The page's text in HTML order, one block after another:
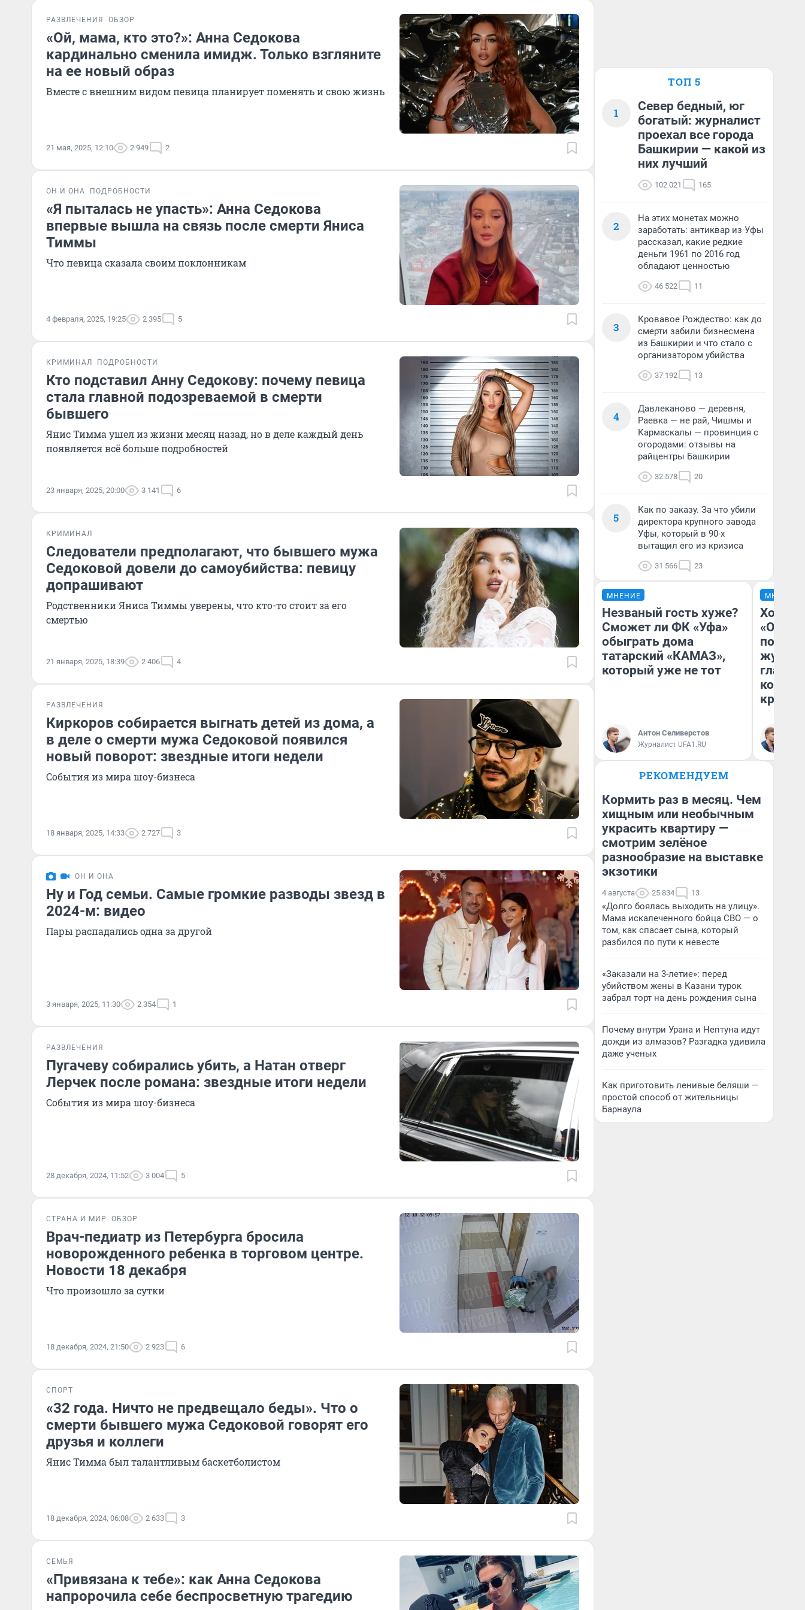
РАЗВЛЕЧЕНИЯ ОБЗОР
«Ой, мама, кто это?»: Анна Седокова
кардинально сменила имидж. Только взгляните
на ее новый образ
Вместе с внешним видом певица планирует поменять и свою жизнь
21 мая, 2025, 12:10 2 949 2
ОН И ОНА ПОДРОБНОСТИ
«Я пыталась не упасть»: Анна Седокова
впервые вышла на связь после смерти Яниса
Тиммы
Что певица сказала своим поклонникам
4 февраля, 2025, 19:25 2 395 5
КРИМИНАЛ ПОДРОБНОСТИ
Кто подставил Анну Седокову: почему певица
стала главной подозреваемой в смерти
бывшего
Янис Тимма ушел из жизни месяц назад, но в деле каждый день
появляется всё больше подробностей
23 января, 2025, 20:00 3 141 6
КРИМИНАЛ
Следователи предполагают, что бывшего мужа
Седоковой довели до самоубийства: певицу
допрашивают
Родственники Яниса Тиммы уверены, что кто-то стоит за его
смертью
21 января, 2025, 18:39 2 406 4
РАЗВЛЕЧЕНИЯ
Киркоров собирается выгнать детей из дома, а
в деле о смерти мужа Седоковой появился
новый поворот: звездные итоги недели
События из мира шоу-бизнеса
18 января, 2025, 14:33 2 727 3
ОН И ОНА
Ну и Год семьи. Самые громкие разводы звезд в
2024-м: видео
Пары распадались одна за другой
3 января, 2025, 11:30 2 354 1
РАЗВЛЕЧЕНИЯ
Пугачеву собирались убить, а Натан отверг
Лерчек после романа: звездные итоги недели
События из мира шоу-бизнеса
28 декабря, 2024, 11:52 3 004 5
СТРАНА И МИР ОБЗОР
Врач-педиатр из Петербурга бросила
новорожденного ребенка в торговом центре.
Новости 18 декабря
Что произошло за сутки
18 декабря, 2024, 21:50 2 923 6
СПОРТ
«32 года. Ничто не предвещало беды». Что о
смерти бывшего мужа Седоковой говорят его
друзья и коллеги
Янис Тимма был талантливым баскетболистом
18 декабря, 2024, 06:08 2 633 3
СЕМЬЯ
«Привязана к тебе»: как Анна Седокова
напророчила себе беспросветную трагедию
ТОП 5
1
Север бедный, юг
богатый: журналист
проехал все города
Башкирии — какой из
них лучший
102 021 165
2
На этих монетах можно
заработать: антиквар из Уфы
рассказал, какие редкие
деньги 1961 по 2016 год
обладают ценностью
46 522 11
3
Кровавое Рождество: как до
смерти забили бизнесмена
из Башкирии и что стало с
организатором убийства
37 192 13
4
Давлеканово — деревня,
Раевка — не рай, Чишмы и
Кармаскалы — провинция с
огородами: отзывы на
райцентры Башкирии
32 578 20
5
Как по заказу. За что убили
директора крупного завода
Уфы, который в 90-х
вытащил его из кризиса
31 566 23
МНЕНИЕ
Незваный гость хуже?
Сможет ли ФК «Уфа»
обыграть дома
татарский «КАМАЗ»,
который уже не тот
Антон Селиверстов
Журналист UFA1.RU
МНЕНИЕ
Хоть
РЕКОМЕНДУЕМ
Кормить раз в месяц. Чем
хищным или необычным
украсить квартиру —
смотрим зелёное
разнообразие на выставке
экзотики
4 августа 25 834 13
«Долго боялась выходить на улицу».
Мама искалеченного бойца СВО — о
том, как спасает сына, который
разбился по пути к невесте
«Заказали на 3-летие»: перед
убийством жены в Казани турок
забрал торт на день рождения сына
Почему внутри Урана и Нептуна идут
дожди из алмазов? Разгадка удивила
даже ученых
Как приготовить ленивые беляши —
простой способ от жительницы
Барнаула